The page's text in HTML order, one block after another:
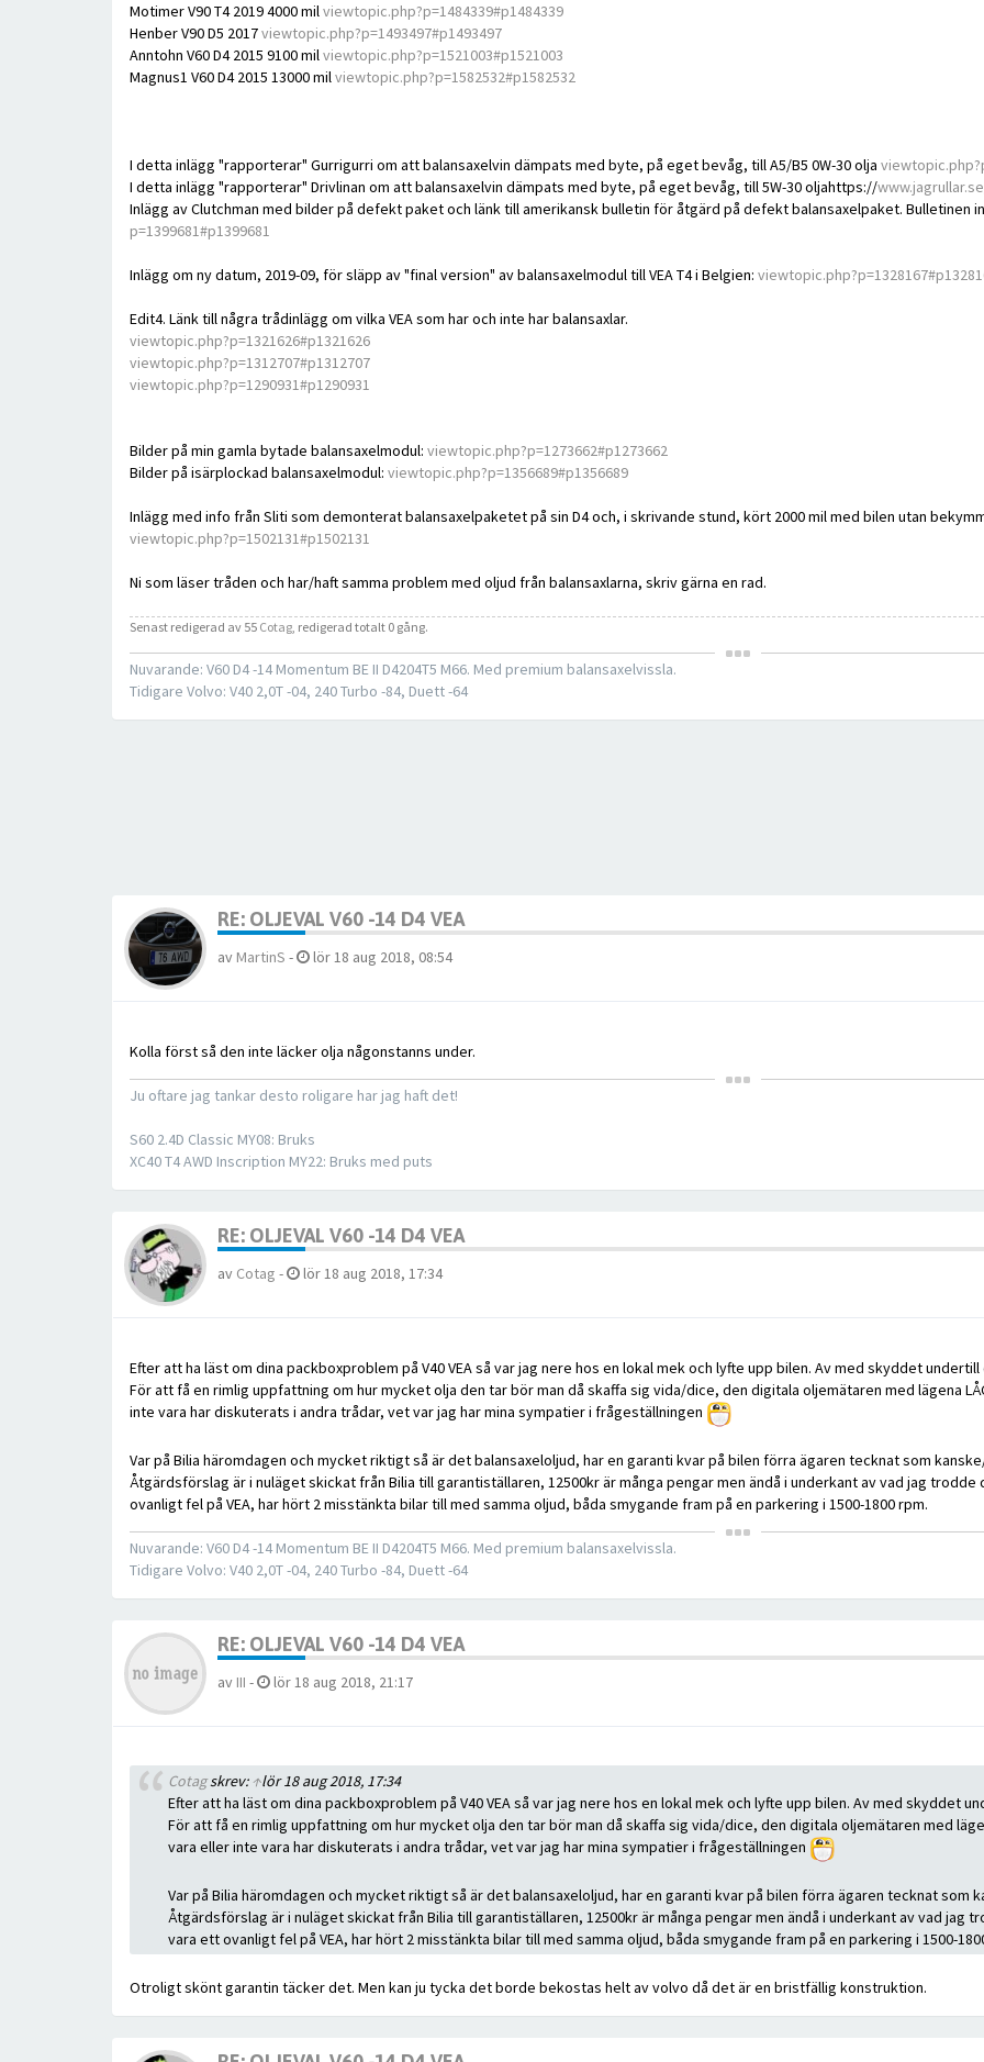
Motimer V90 T4 2019 4000 milviewtopic.php?p=1484339#p1484339
Henber V90 D5 2017viewtopic.php?p=1493497#p1493497
Anntohn V60 D4 2015 9100 milviewtopic.php?p=1521003#p1521003
Magnus1 V60 D4 2015 13000 milviewtopic.php?p=1582532#p1582532
I detta inlägg "rapporterar" Gurrigurri om att balansaxelvin dämpats med byte, på eget bevåg, till A5/B5 0W-30 olja
I detta inlägg "rapporterar" Drivlinan om att balansaxelvin dämpats med byte, på eget bevåg, till 5W-30 oljahttps://
Inlägg av Clutchman med bilder på defekt paket och länk till amerikansk bulletin för åtgärd på defekt balansaxelpaket. Bulletinen
p=1399681#p1399681
Inlägg om ny datum, 2019-09, för släpp av "final version" av balansaxelmodul till VEA T4 i Belgien:
Edit4. Länk till några trådinlägg om vilka VEA som har och inte har balansaxlar.
viewtopic.php?p=1321626#p1321626
viewtopic.php?p=1312707#p1312707
viewtopic.php?p=1290931#p1290931
Bilder på min gamla bytade balansaxelmodul: viewtopic.php?p=1273662#p1273662
Bilder på isärplockad balansaxelmodul: viewtopic.php?p=1356689#p1356689
Inlägg med info från Sliti som demonterat balansaxelpaketet på sin D4 och, i skrivande stund, kört 2000 mil med bilen utan
viewtopic.php?p=1502131#p1502131
Ni som läser tråden och har/haft samma problem med oljud från balansaxlarna, skriv gärna en rad.
Senast redigerad av 55 Cotag, redigerad totalt 0 gång.
Nuvarande: V60 D4 -14 Momentum BE II D4204T5 M66. Med premium balansaxelvissla.
Tidigare Volvo: V40 2,0T -04, 240 Turbo -84, Duett -64
RE: OLJEVAL V60 -14 D4 VEA
av MartinS - lör 18 aug 2018, 08:54
Kolla först så den inte läcker olja någonstanns under.
Ju oftare jag tankar desto roligare har jag haft det!
S60 2.4D Classic MY08: Bruks
XC40 T4 AWD Inscription MY22: Bruks med puts
RE: OLJEVAL V60 -14 D4 VEA
av Cotag - lör 18 aug 2018, 17:34
Efter att ha läst om dina packboxproblem på V40 VEA så var jag nere hos en lokal mek och lyfte upp bilen. Av med skyddet
För att få en rimlig uppfattning om hur mycket olja den tar bör man då skaffa sig vida/dice, den digitala oljemätaren med lägena
inte vara har diskuterats i andra trådar, vet var jag har mina sympatier i frågeställningen
Var på Bilia häromdagen och mycket riktigt så är det balansaxeloljud, har en garanti kvar på bilen förra ägaren tecknat som
Åtgärdsförslag är i nuläget skickat från Bilia till garantiställaren, 12500kr är många pengar men ändå i underkant av vad jag
ovanligt fel på VEA, har hört 2 misstänkta bilar till med samma oljud, båda smygande fram på en parkering i 1500-1800 rpm.
Nuvarande: V60 D4 -14 Momentum BE II D4204T5 M66. Med premium balansaxelvissla.
Tidigare Volvo: V40 2,0T -04, 240 Turbo -84, Duett -64
RE: OLJEVAL V60 -14 D4 VEA
av III - lör 18 aug 2018, 21:17
Cotagskrev:↑lör 18 aug 2018, 17:34
Efter att ha läst om dina packboxproblem på V40 VEA så var jag nere hos en lokal mek och lyfte upp bilen. Av med skyddet
För att få en rimlig uppfattning om hur mycket olja den tar bör man då skaffa sig vida/dice, den digitala oljemätaren med
vara eller inte vara har diskuterats i andra trådar, vet var jag har mina sympatier i frågeställningen
Var på Bilia häromdagen och mycket riktigt så är det balansaxeloljud, har en garanti kvar på bilen förra ägaren tecknat
Åtgärdsförslag är i nuläget skickat från Bilia till garantiställaren, 12500kr är många pengar men ändå i underkant av vad jag
vara ett ovanligt fel på VEA, har hört 2 misstänkta bilar till med samma oljud, båda smygande fram på en parkering i 1500-
Otroligt skönt garantin täcker det. Men kan ju tycka det borde bekostas helt av volvo då det är en bristfällig konstruktion.